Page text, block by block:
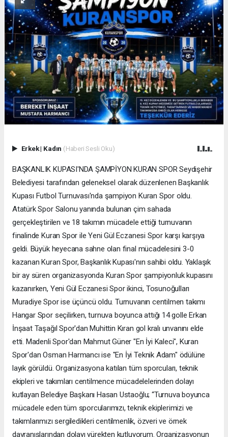
Erkek| Kadın (Haberi Sesli Oku)
BAŞKANLIK KUPASI'NDA ŞAMPİYON KURAN SPOR Seydişehir
Belediyesi tarafından geleneksel olarak düzenlenen Başkanlık
Kupası Futbol Turnuvası'nda şampiyon Kuran Spor oldu.
Atatürk Spor Salonu yanında bulunan çim sahada
gerçekleştirilen ve 18 takımın mücadele ettiği turnuvanın
finalinde Kuran Spor ile Yeni Gül Eczanesi Spor karşı karşıya
geldi. Büyük heyecana sahne olan final mücadelesini 3-0
kazanan Kuran Spor, Başkanlık Kupası'nın sahibi oldu. Yaklaşık
bir ay süren organizasyonda Kuran Spor şampiyonluk kupasını
kazanırken, Yeni Gül Eczanesi Spor ikinci, Tosunoğulları
Muradiye Spor ise üçüncü oldu. Turnuvanın centilmen takımı
Hangar Spor seçilirken, turnuva boyunca attığı 14 golle Erkan
İnşaat Taşağıl Spor'dan Muhittin Kıran gol kralı unvanını elde
etti. Madenli Spor'dan Mahmut Güner "En İyi Kaleci", Kuran
Spor'dan Osman Harmancı ise "En İyi Teknik Adam" ödülüne
layık görüldü. Organizasyona katılan tüm sporcuları, teknik
ekipleri ve takımları centilmence mücadelelerinden dolayı
kutlayan Belediye Başkanı Hasan Ustaoğlu; “Turnuva boyunca
mücadele eden tüm sporcularımızı, teknik ekiplerimizi ve
takımlarımızı sergiledikleri centilmenlik, özveri ve örnek
davranışlarından dolayı yürekten kutluyorum. Organizasyonun